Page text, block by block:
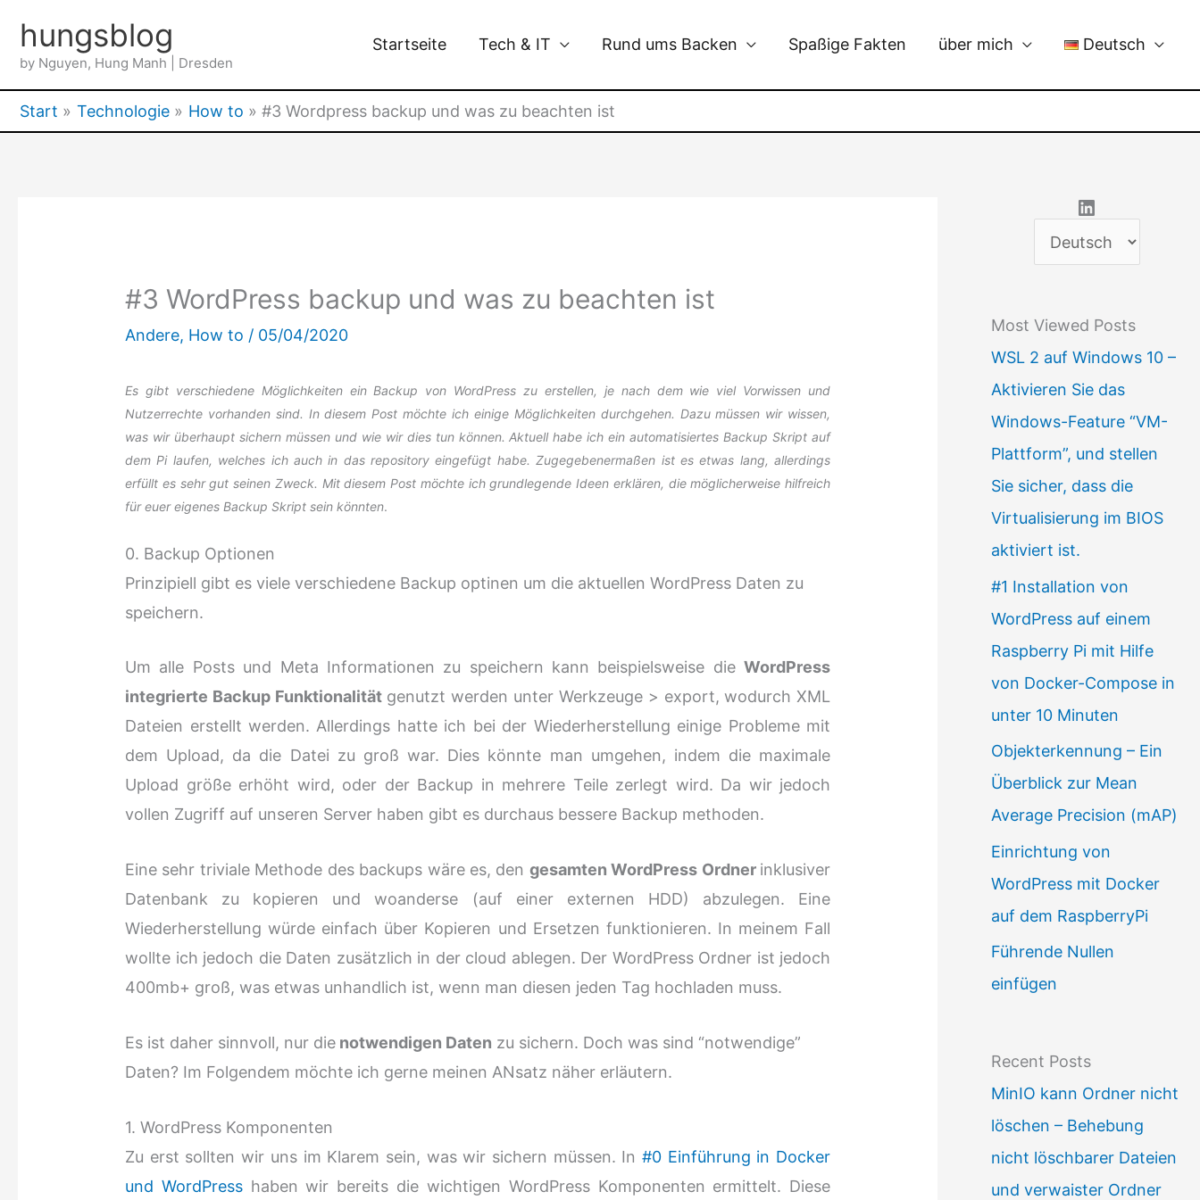
Inhalt
springen
hungsblog
by Nguyen, Hung Manh | Dresden
Startseite Tech & IT Rund ums Backen Spaßige Fakten über mich Deutsch
Start Technologie How to #3 Wordpress backup und was zu beachten ist
#3 WordPress backup und was zu beachten ist
Andere, How to / 05/04/2020
Es gibt verschiedene Möglichkeiten ein Backup von WordPress zu erstellen, je nach dem wie viel Vorwissen und
Nutzerrechte vorhanden sind. In diesem Post möchte ich einige Möglichkeiten durchgehen. Dazu müssen wir wissen,
was wir überhaupt sichern müssen und wie wir dies tun können. Aktuell habe ich ein automatisiertes Backup Skript auf
dem Pi laufen, welches ich auch in das repository eingefügt habe. Zugegebenermaßen ist es etwas lang, allerdings
erfüllt es sehr gut seinen Zweck. Mit diesem Post möchte ich grundlegende Ideen erklären, die möglicherweise hilfreich
für euer eigenes Backup Skript sein könnten.
0. Backup Optionen
Prinzipiell gibt es viele verschiedene Backup optinen um die aktuellen WordPress Daten zu
speichern.
Um alle Posts und Meta Informationen zu speichern kann beispielsweise dieWordPress
integrierte Backup Funktionalitätgenutzt werden unter Werkzeuge > export, wodurch XML
Dateien erstellt werden. Allerdings hatte ich bei der Wiederherstellung einige Probleme mit
dem Upload, da die Datei zu groß war. Dies könnte man umgehen, indem die maximale
Upload größe erhöht wird, oder der Backup in mehrere Teile zerlegt wird. Da wir jedoch
vollen Zugriff auf unseren Server haben gibt es durchaus bessere Backup methoden.
Eine sehr triviale Methode des backups wäre es, den gesamten WordPress Ordner inklusiver
Datenbank zu kopieren und woanderse (auf einer externen HDD) abzulegen. Eine
Wiederherstellung würde einfach über Kopieren und Ersetzen funktionieren. In meinem Fall
wollte ich jedoch die Daten zusätzlich in der cloud ablegen. Der WordPress Ordner ist jedoch
400mb+ groß, was etwas unhandlich ist, wenn man diesen jeden Tag hochladen muss.
Es ist daher sinnvoll, nur die notwendigen Daten zu sichern. Doch was sind “notwendige”
Daten? Im Folgendem möchte ich gerne meinen ANsatz näher erläutern.
1. WordPress Komponenten
Zu erst sollten wir uns im Klarem sein, was wir sichern müssen. In#0 Einführung in Docker
und WordPresshaben wir bereits die wichtigen WordPress Komponenten ermittelt. Diese
LinkedIn
p
a
c
h
e
a
u
s
w
ä
h
l
e
n
Most Viewed Posts
WSL 2 auf Windows 10 –
Aktivieren Sie das
Windows-Feature “VM-
Plattform”, und stellen
Sie sicher, dass die
Virtualisierung im BIOS
aktiviert ist.
#1 Installation von
WordPress auf einem
Raspberry Pi mit Hilfe
von Docker-Compose in
unter 10 Minuten
Objekterkennung – Ein
Überblick zur Mean
Average Precision (mAP)
Einrichtung von
WordPress mit Docker
auf dem RaspberryPi
Führende Nullen
einfügen
Recent Posts
MinIO kann Ordner nicht
löschen – Behebung
nicht löschbarer Dateien
und verwaister Ordner